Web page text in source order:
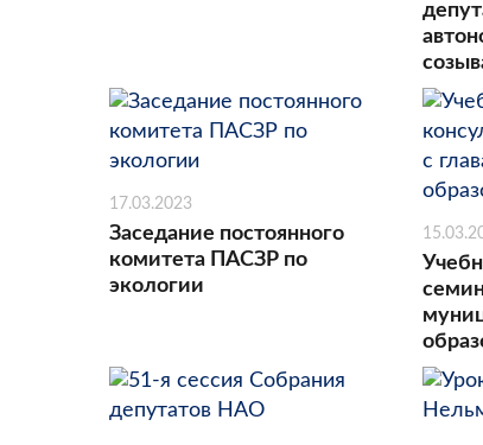
17.03.2023
Заседание постоянного
комитета ПАСЗР по
экологии